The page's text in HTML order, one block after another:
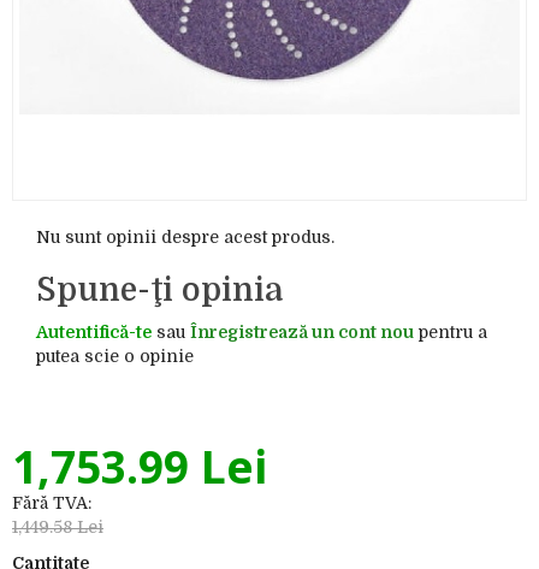
Nu sunt opinii despre acest produs.
Spune-ţi opinia
Autentifică-te sau Înregistrează un cont nou pentru a
putea scie o opinie
1,753.99 Lei
Fără TVA:
1,449.58 Lei
Cantitate